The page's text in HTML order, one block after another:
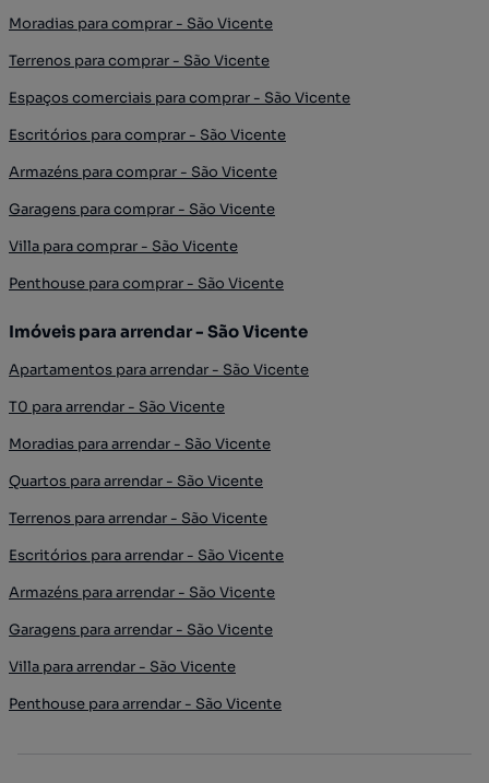
Moradias para comprar - São Vicente
Terrenos para comprar - São Vicente
Espaços comerciais para comprar - São Vicente
Escritórios para comprar - São Vicente
Armazéns para comprar - São Vicente
Garagens para comprar - São Vicente
Villa para comprar - São Vicente
Penthouse para comprar - São Vicente
Imóveis para arrendar - São Vicente
Apartamentos para arrendar - São Vicente
T0 para arrendar - São Vicente
Moradias para arrendar - São Vicente
Quartos para arrendar - São Vicente
Terrenos para arrendar - São Vicente
Escritórios para arrendar - São Vicente
Armazéns para arrendar - São Vicente
Garagens para arrendar - São Vicente
Villa para arrendar - São Vicente
Penthouse para arrendar - São Vicente